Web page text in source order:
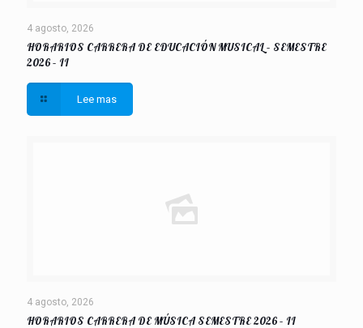
4 agosto, 2026
HORARIOS CARRERA DE EDUCACIÓN MUSICAL – SEMESTRE
2026 – II
Lee mas
4 agosto, 2026
HORARIOS CARRERA DE MÚSICA SEMESTRE 2026 – II